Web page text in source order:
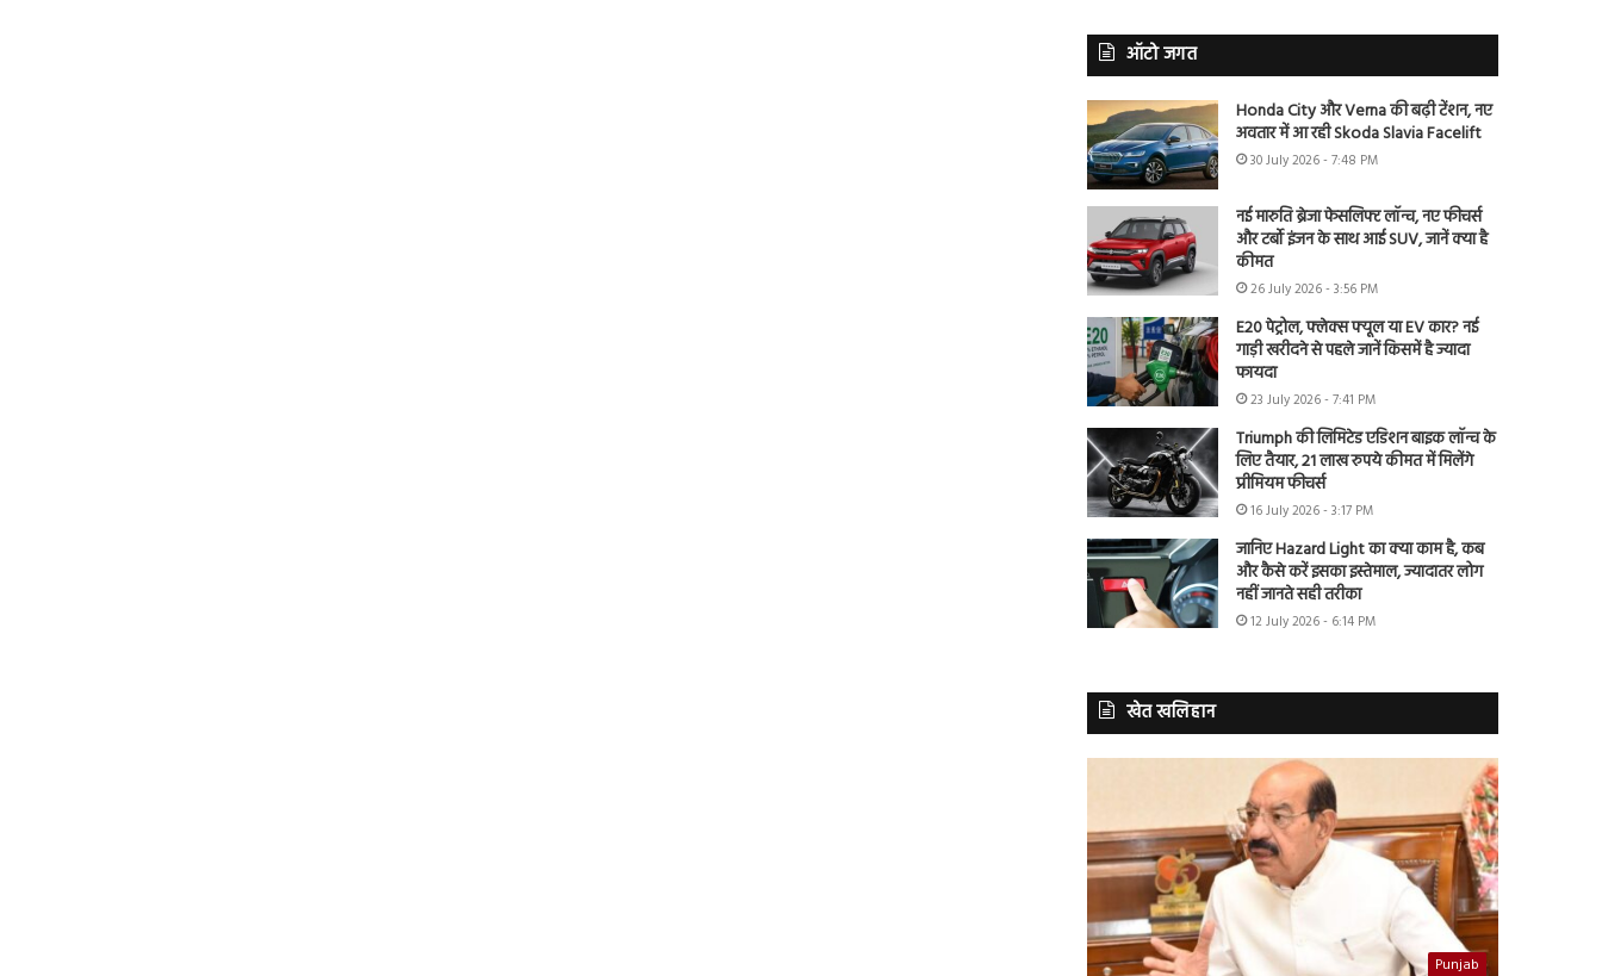
ऑटो जगत
Honda City और Verna की बढ़ी टेंशन, नए
अवतार में आ रही Skoda Slavia Facelift
30 July 2026 - 7:48 PM
नई मारुति ब्रेजा फेसलिफ्ट लॉन्च, नए फीचर्स
और टर्बो इंजन के साथ आई SUV, जानें क्या है
कीमत
26 July 2026 - 3:56 PM
E20 पेट्रोल, फ्लेक्स फ्यूल या EV कार? नई
गाड़ी खरीदने से पहले जानें किसमें है ज्यादा
फायदा
23 July 2026 - 7:41 PM
Triumph की लिमिटेड एडिशन बाइक लॉन्च के
लिए तैयार, 21 लाख रुपये कीमत में मिलेंगे
प्रीमियम फीचर्स
16 July 2026 - 3:17 PM
जानिए Hazard Light का क्या काम है, कब
और कैसे करें इसका इस्तेमाल, ज्यादातर लोग
नहीं जानते सही तरीका
12 July 2026 - 6:14 PM
खेत खलिहान
Punjab